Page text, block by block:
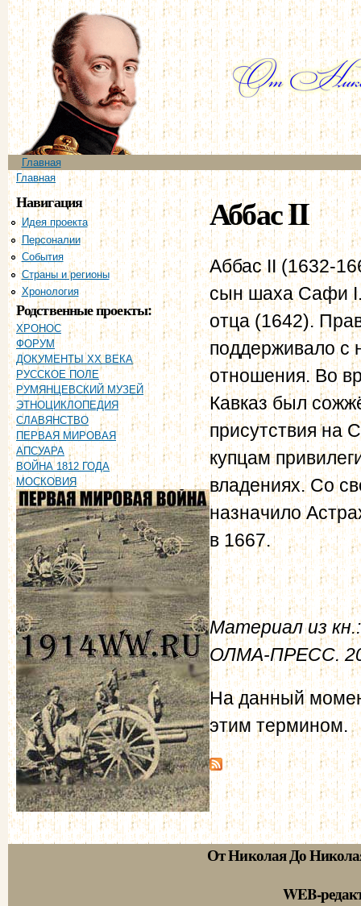
Главное меню
Главная
Вы здесь
Главная
Навигация
Идея проекта
Персоналии
События
Страны и регионы
Хронология
Родственные проекты:
ХРОНОС
ФОРУМ
ДОКУМЕНТЫ XX ВЕКА
РУССКОЕ ПОЛЕ
РУМЯНЦЕВСКИЙ МУЗЕЙ
ЭТНОЦИКЛОПЕДИЯ
СЛАВЯНСТВО
ПЕРВАЯ МИРОВАЯ
АПСУАРА
ВОЙНА 1812 ГОДА
МОСКОВИЯ
Аббас II
Аббас II (1632-
сын шаха Сафи I.
отца (1642).
поддерживало с
отношения. Во
Кавказ был
присутствия на
купцам
владениях. Со
назначило
в 1667.
Материал из
ОЛМА-ПРЕСС.
На данный
этим термином.
От Николая До
WEB-